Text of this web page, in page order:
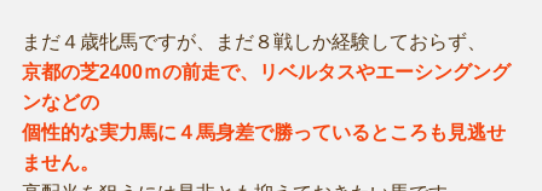
まだ４歳牝馬ですが、まだ８戦しか経験しておらず、
京都の芝2400ｍの前走で、リベルタスやエーシングング
ンなどの
個性的な実力馬に４馬身差で勝っているところも見逃せ
ません。